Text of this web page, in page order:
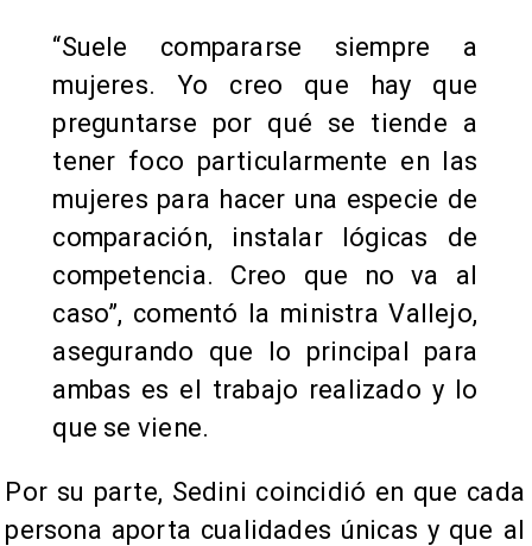
“Suele compararse siempre a
mujeres. Yo creo que hay que
preguntarse por qué se tiende a
tener foco particularmente en las
mujeres para hacer una especie de
comparación, instalar lógicas de
competencia. Creo que no va al
caso”, comentó la ministra Vallejo,
asegurando que lo principal para
ambas es el trabajo realizado y lo
que se viene.
Por su parte, Sedini coincidió en que cada
persona aporta cualidades únicas y que al